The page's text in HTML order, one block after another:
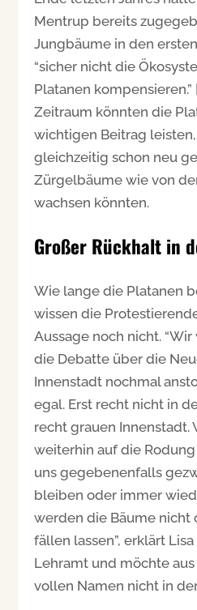
Mentrup bereits
Jungbäume in den
“sicher nicht die
Platanen
Zeitraum könnten die
wichtigen Beitrag
gleichzeitig schon neu
Zürgelbäume wie von
wachsen könnten.
Großer Rückhalt in
Wie lange die Platanen
wissen die
Aussage noch nicht.
die Debatte über die
Innenstadt nochmal
egal. Erst recht nicht in
recht grauen Innenstadt.
weiterhin auf die
uns gegebenenfalls
bleiben oder immer
werden die Bäume nicht
fällen lassen”, erklärt Lisa
Lehramt und möchte
vollen Namen nicht in